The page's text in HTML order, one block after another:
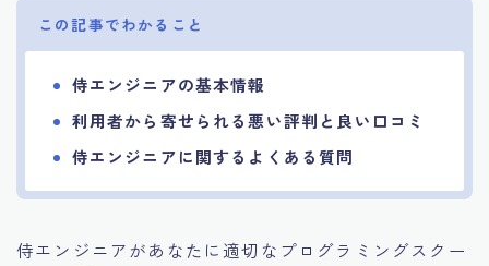
この記事でわかること
侍エンジニアの基本情報
利用者から寄せられる悪い評判と良い口コミ
侍エンジニアに関するよくある質問
侍エンジニアがあなたに適切なプログラミングスクー